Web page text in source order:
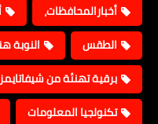
أخبارالمحافظات،
الطقس
النوبة
برقية تهنئة من شيفاتايمز
تكنولجيا المعلومات